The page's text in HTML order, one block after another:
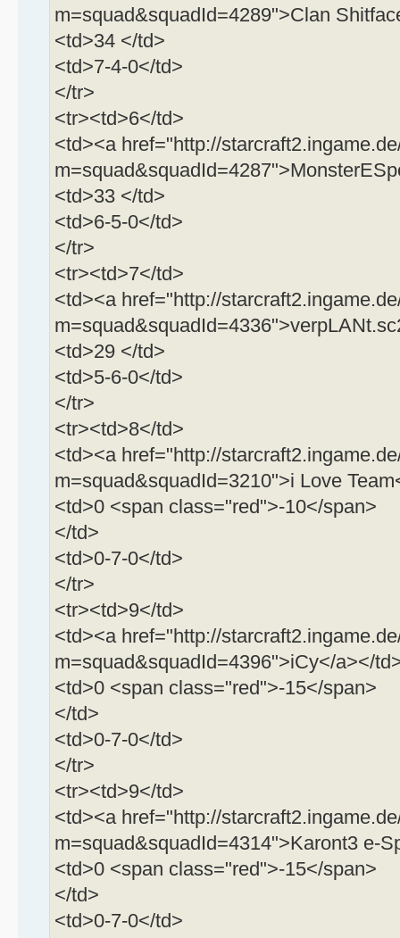
m=squad&squadId=4289">Clan
<td>34 </td>
<td>7-4-0</td>
</tr>
<tr><td>6</td>
<td><a href="http://
<td>33 </td>
<td>6-5-0</td>
</tr>
<tr><td>7</td>
<td><a href="http://
<td>29 </td>
<td>5-6-0</td>
</tr>
<tr><td>8</td>
<td><a href="http://
m=squad&squadId=3210">i Love
<td>0 <span class="red">-10</span>
</td>
<td>0-7-0</td>
</tr>
<tr><td>9</td>
<td><a href="http://
m=squad&squadId=4396">iCy</a></
<td>0 <span class="red">-15</span>
</td>
<td>0-7-0</td>
</tr>
<tr><td>9</td>
<td><a href="http://
m=squad&squadId=4314">Karont3 e-
<td>0 <span class="red">-15</span>
</td>
<td>0-7-0</td>